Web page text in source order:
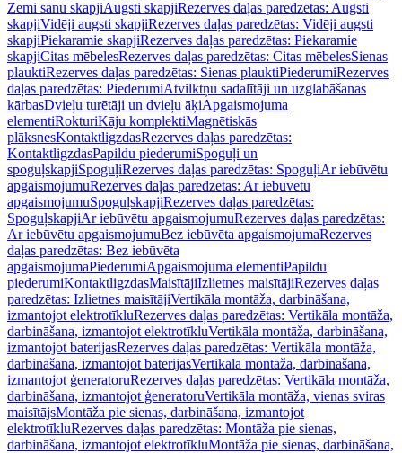
Zemi sānu skapjiAugsti skapjiRezerves daļas paredzētas: Augsti
skapjiVidēji augsti skapjiRezerves daļas paredzētas: Vidēji augsti
skapjiPiekaramie skapjiRezerves daļas paredzētas: Piekaramie
skapjiCitas mēbelesRezerves daļas paredzētas: Citas mēbelesSienas
plauktiRezerves daļas paredzētas: Sienas plauktiPiederumiRezerves
daļas paredzētas: PiederumiAtvilktņu sadalītāji un uzglabāšanas
kārbasDvieļu turētāji un dvieļu āķiApgaismojuma
elementiRokturiKāju komplektiMagnētiskās
plāksnesKontaktligzdasRezerves daļas paredzētas:
KontaktligzdasPapildu piederumiSpoguļi un
spoguļskapjiSpoguļiRezerves daļas paredzētas: SpoguļiAr iebūvētu
apgaismojumuRezerves daļas paredzētas: Ar iebūvētu
apgaismojumuSpoguļskapjiRezerves daļas paredzētas:
SpoguļskapjiAr iebūvētu apgaismojumuRezerves daļas paredzētas:
Ar iebūvētu apgaismojumuBez iebūvēta apgaismojumaRezerves
daļas paredzētas: Bez iebūvēta
apgaismojumaPiederumiApgaismojuma elementiPapildu
piederumiKontaktligzdasMaisītājiIzlietnes maisītājiRezerves daļas
paredzētas: Izlietnes maisītājiVertikāla montāža, darbināšana,
izmantojot elektrotīkluRezerves daļas paredzētas: Vertikāla montāža,
darbināšana, izmantojot elektrotīkluVertikāla montāža, darbināšana,
izmantojot baterijasRezerves daļas paredzētas: Vertikāla montāža,
darbināšana, izmantojot baterijasVertikāla montāža, darbināšana,
izmantojot ģeneratoruRezerves daļas paredzētas: Vertikāla montāža,
darbināšana, izmantojot ģeneratoruVertikāla montāža, vienas sviras
maisītājsMontāža pie sienas, darbināšana, izmantojot
elektrotīkluRezerves daļas paredzētas: Montāža pie sienas,
darbināšana, izmantojot elektrotīkluMontāža pie sienas, darbināšana,